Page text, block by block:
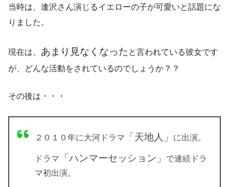
当時は、逢沢さん演じるイエローの子が可愛いと話題にな
りました。
現在は、 あまり見なくなった と言われている彼女です
が、どんな活動をされているのでしょうか？？
その後は・・・
２０１０年に大河ドラマ 「天地人」 に出演。
ドラマ 「ハンマーセッション」
で連続ドラ
マ初出演。